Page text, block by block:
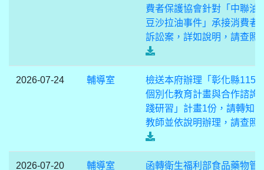
費者保護協會針對「中聯油
豆沙拉油事件」承接消費者
訴訟案，詳如說明，請查照
2026-07-24 輔導室
檢送本府辦理「彰化縣115
個別化教育計畫與合作諮詢
踐研習」計畫1份，請轉知
教師並依說明辦理，請查照
2026-07-20 輔導室
函轉衛生福利部食品藥物管